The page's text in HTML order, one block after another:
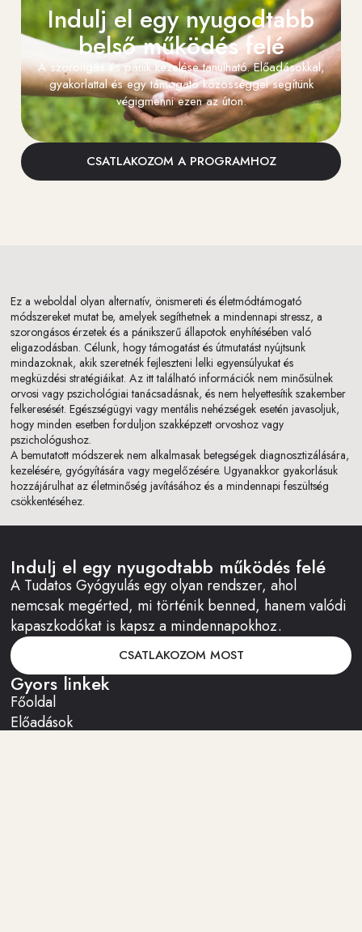
Indulj el egy nyugodtabb
belső működés felé
A szorongás és pánik kezelése tanulható. Előadásokkal,
gyakorlattal és egy támogató közösséggel segítünk
végigmenni ezen az úton.
CSATLAKOZOM A PROGRAMHOZ
Ez a weboldal olyan alternatív, önismereti és életmódtámogató
módszereket mutat be, amelyek segíthetnek a mindennapi stressz, a
szorongásos érzetek és a pánikszerű állapotok enyhítésében való
eligazodásban. Célunk, hogy támogatást és útmutatást nyújtsunk
mindazoknak, akik szeretnék fejleszteni lelki egyensúlyukat és
megküzdési stratégiáikat. Az itt található információk nem minősülnek
orvosi vagy pszichológiai tanácsadásnak, és nem helyettesítik szakember
felkeresését. Egészségügyi vagy mentális nehézségek esetén javasoljuk,
hogy minden esetben forduljon szakképzett orvoshoz vagy
pszichológushoz.
A bemutatott módszerek nem alkalmasak betegségek diagnosztizálására,
kezelésére, gyógyítására vagy megelőzésére. Ugyanakkor gyakorlásuk
hozzájárulhat az életminőség javításához és a mindennapi feszültség
csökkentéséhez.
Indulj el egy nyugodtabb működés felé
A Tudatos Gyógyulás egy olyan rendszer, ahol
nemcsak megérted, mi történik benned, hanem valódi
kapaszkodókat is kapsz a mindennapokhoz.
CSATLAKOZOM MOST
Gyors linkek
Főoldal
Előadások